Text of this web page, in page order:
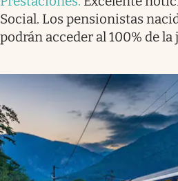
Social. Los pensionistas
podrán acceder al 100% de